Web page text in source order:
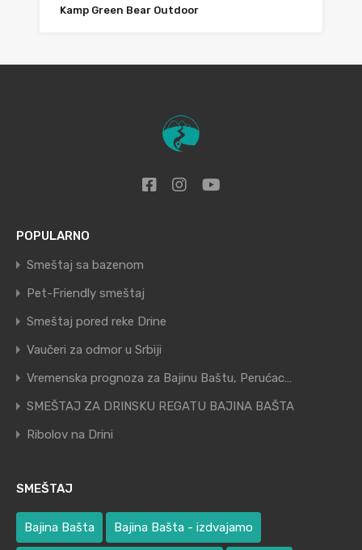
Kamp Green Bear Outdoor
POPULARNO
Smeštaj sa bazenom
Pet-Friendly smeštaj
Smeštaj pored reke Drine
Vaučeri za odmor u Srbiji
Vremenska prognoza za Bajinu Baštu, Perućac…
SMEŠTAJ ZA DRINSKU REGATU BAJINA BAŠTA
Ribolov na Drini
SMEŠTAJ
Bajina Bašta Bajina Bašta - izdvajamo